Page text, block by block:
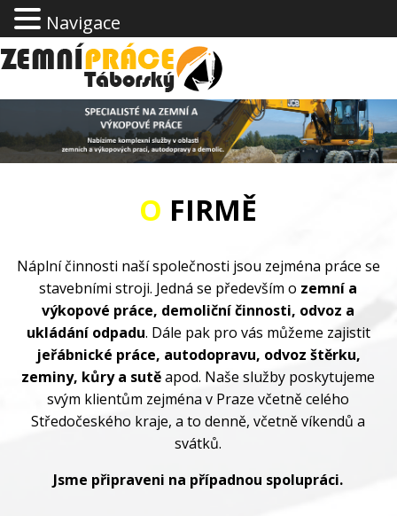
O FIRMĚ
Náplní činnosti naší společnosti jsou zejména práce se
stavebními stroji. Jedná se především o zemní a
výkopové práce, demoliční činnosti, odvoz a
ukládání odpadu. Dále pak pro vás můžeme zajistit
jeřábnické práce, autodopravu, odvoz štěrku,
zeminy, kůry a sutěapod. Naše služby poskytujeme
svým klientům zejména v Praze včetně celého
Středočeského kraje, a to denně, včetně víkendů a
svátků.
Jsme připraveni na případnou spolupráci.
Navigace